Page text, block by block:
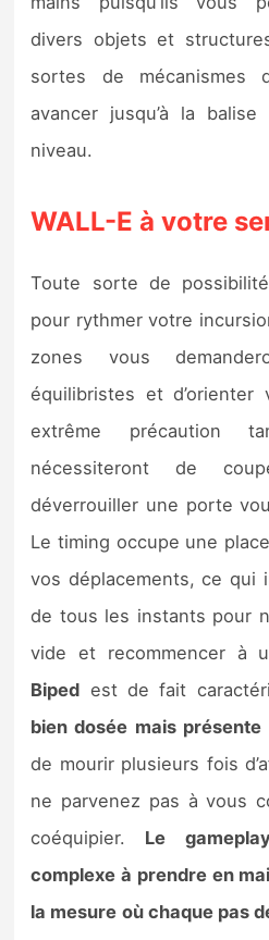
divers objets et
sortes de mécanismes
avancer jusqu’à la
niveau.
WALL-E à votre
Toute sorte de
pour rythmer votre
zones vous
équilibristes et
extrême précaution
nécessiteront de
déverrouiller une porte
Le timing occupe une
vos déplacements, ce qui
de tous les instants pour
vide et recommencer à
Biped est de fait
bien dosée mais présente
de mourir plusieurs fois
ne parvenez pas à vous
coéquipier. Le
complexe à prendre en
la mesure où chaque pas